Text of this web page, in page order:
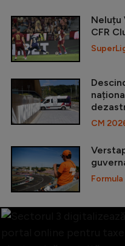
Neluțu
CFR
CM
Formula